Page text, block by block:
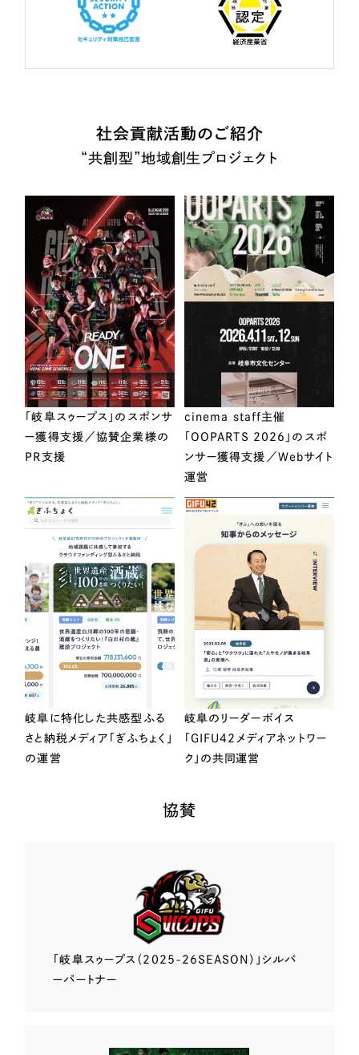
社会貢献活動のご紹介
“共創型”地域創生プロジェクト
「岐阜スゥープス」のスポンサ
ー獲得支援／協賛企業様の
PR支援
cinema staff主催
「OOPARTS 2026」のスポ
ンサー獲得支援／Webサイト
運営
岐阜に特化した共感型ふる
さと納税メディア「ぎふちょく」
の運営
岐阜のリーダーボイス
「GIFU42メディアネットワー
ク」の共同運営
協賛
「岐阜スゥープス （2025-26SEASON）」 シルバ
ーパートナー